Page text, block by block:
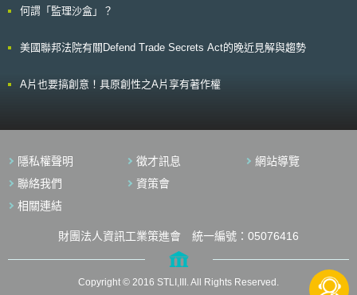
是參考ICH Q5E建議，而FDA發布本指引草案正向表列細胞及基因製劑，其
速細胞及基因製劑的開發、IND申請及產品上市，提升生醫產業的發展。 本
文同步刊載於stli生醫未來式網站（https://www.biotechlaw.org.tw）
定專利申請權及專利權歸屬 有關專利申請人的變更，專利申請人能否
銷，或尋舉發之程序予以撤銷專利權。真正專利權人不能用確認訴訟的方式
利權人。 本案法院認為因僱傭關係而生專利申請權及專利權歸屬之爭
執，可先向民事法院提起確認專利申請權及專利權歸屬之訴訟，於獲勝訴判
源，則該專利須登記為雙方共有。法院認定系爭專利係利用上訴人資源所研
發，依前開系爭專利授權書第4條及兩造訂約真意，系爭專利應登記為兩造
務發明的定義主要規定在專利法第7條第2項[4]，職務發明係指受雇人於僱
條釋義進一步提到「職務上發明」係指受雇人於僱傭關係存續中，基於本身
派受工作之範圍內，所完成之發明，發明為其工作內容之一，也是執行職務
之結果。如於僱傭關係存續中，完成與職務無關之發明，則非屬職務上發
明，故並非所有僱傭關係存續中之發明，均屬職務發明。亦即與受雇人本身
何謂「監理沙盒」？
美國聯邦法院有關Defend Trade Secrets Act的晚近見解與趨勢
A片也要搞創意！具原創性之A片享有著作權
隱私權聲明 徵才訊息
網站導覽
聯絡我們
資策會
相關連結
財團法人資訊工業策進會 統一編號：05076416
Copyright © 2016 STLI,III. All Rights Reserved.